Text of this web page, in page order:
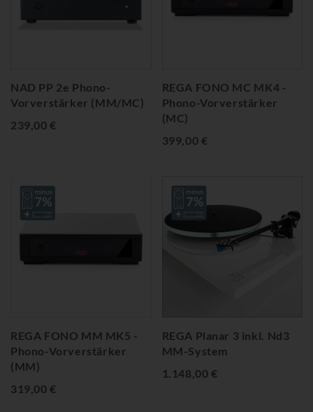
NAD PP 2e Phono-
Vorverstärker (MM/MC)
239,00 €
REGA FONO MC MK4 -
Phono-Vorverstärker
(MC)
399,00 €
REGA FONO MM MK5 -
Phono-Vorverstärker
(MM)
319,00 €
REGA Planar 3 inkl. Nd3
MM-System
1.148,00 €